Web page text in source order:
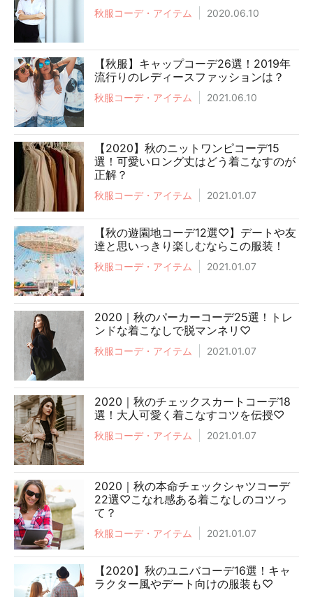
秋服コーデ・アイテム 2020.06.10
【秋服】キャップコーデ26選！2019年
流行りのレディースファッションは？
秋服コーデ・アイテム 2021.06.10
【2020】秋のニットワンピコーデ15
選！可愛いロング丈はどう着こなすのが
正解？
秋服コーデ・アイテム 2021.01.07
【秋の遊園地コーデ12選♡】デートや友
達と思いっきり楽しむならこの服装！
秋服コーデ・アイテム 2021.01.07
2020｜秋のパーカーコーデ25選！トレ
ンドな着こなしで脱マンネリ♡
秋服コーデ・アイテム 2021.01.07
2020｜秋のチェックスカートコーデ18
選！大人可愛く着こなすコツを伝授♡
秋服コーデ・アイテム 2021.01.07
2020｜秋の本命チェックシャツコーデ
22選♡こなれ感ある着こなしのコツっ
て？
秋服コーデ・アイテム 2021.01.07
【2020】秋のユニバコーデ16選！キャ
ラクター風やデート向けの服装も♡